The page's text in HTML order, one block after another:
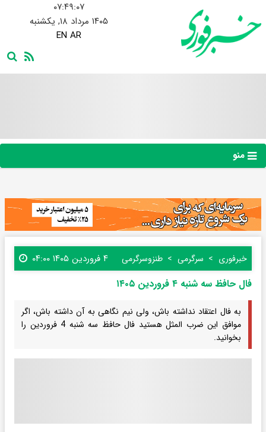
۰۷:۴۹:۰۹
۱۴۰۵ مرداد ۱۸, یکشنبه
EN AR
منو
خبرفوری سرگرمی طنز‌و‌سرگرمی ۴ فروردین ۱۴۰۵ ۰۴:۰۰
فال حافظ سه شنبه ۴ فروردین ۱۴۰۵
به فال اعتقاد نداشته باش، ولی نیم نگاهی به آن داشته باش، اگر
موافق این ضرب المثل هستید فال حافظ سه شنبه 4 فروردین را
بخوانید.